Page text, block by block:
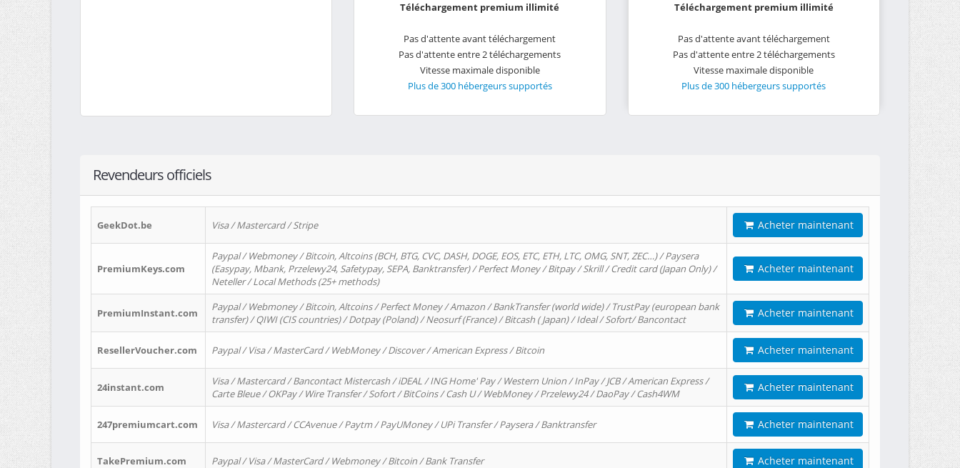
Téléchargement premium illimité
Pas d'attente avant téléchargement
Pas d'attente entre 2 téléchargements
Vitesse maximale disponible
Plus de 300 hébergeurs supportés
Téléchargement premium illimité
Pas d'attente avant téléchargement
Pas d'attente entre 2 téléchargements
Vitesse maximale disponible
Plus de 300 hébergeurs supportés
Revendeurs officiels
GeekDot.be Visa / Mastercard / Stripe Acheter maintenant
PremiumKeys.com
Paypal / Webmoney / Bitcoin, Altcoins (BCH, BTG, CVC, DASH, DOGE, EOS, ETC, ETH, LTC, OMG, SNT, ZEC…) / Paysera
(Easypay, Mbank, Przelewy24, Safetypay, SEPA, Banktransfer) / Perfect Money / Bitpay / Skrill / Credit card (Japan Only) /
Neteller / Local Methods (25+ methods)
Acheter maintenant
PremiumInstant.com
Paypal / Webmoney / Bitcoin, Altcoins / Perfect Money / Amazon / BankTransfer (world wide) / TrustPay (european bank
transfer) / QIWI (CIS countries) / Dotpay (Poland) / Neosurf (France) / Bitcash ( Japan) / Ideal / Sofort/ Bancontact
Acheter maintenant
ResellerVoucher.com Paypal / Visa / MasterCard / WebMoney / Discover / American Express / Bitcoin Acheter maintenant
24instant.com
Visa / Mastercard / Bancontact Mistercash / iDEAL / ING Home' Pay / Western Union / InPay / JCB / American Express /
Carte Bleue / OKPay / Wire Transfer / Sofort / BitCoins / Cash U / WebMoney / Przelewy24 / DaoPay / Cash4WM
Acheter maintenant
247premiumcart.com Visa / Mastercard / CCAvenue / Paytm / PayUMoney / UPi Transfer / Paysera / Banktransfer Acheter maintenant
TakePremium.com Paypal / Visa / MasterCard / Webmoney / Bitcoin / Bank Transfer Acheter maintenant